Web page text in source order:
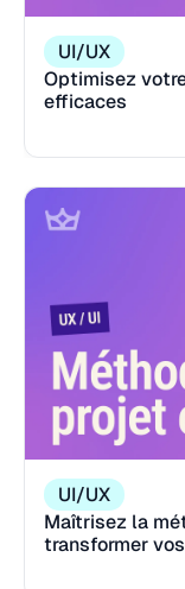
UI/UX
Optimisez
efficaces
UI/UX
Maîtrisez la
transformer